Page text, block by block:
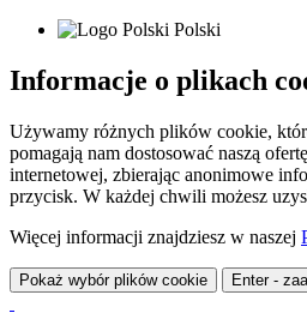
Polski
Informacje o plikach
Używamy różnych plików cookie,
pomagają nam dostosować naszą
internetowej, zbierając anonimowe
przycisk. W każdej chwili możesz
Więcej informacji znajdziesz w naszej
Pokaż wybór plików cookie Enter -